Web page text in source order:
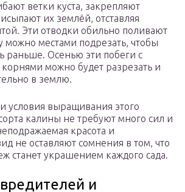
ветки куста, закрепляют
их землёй, отставляя
Эти отводки обильно поливают
местами подрезать, чтобы
раньше. Осенью эти побеги с
можно будет разрезать и
в землю.
условия выращивания этого
калины не требуют много сил и
красота и
не оставляют сомнения в том, что
станет украшением каждого сада.
и